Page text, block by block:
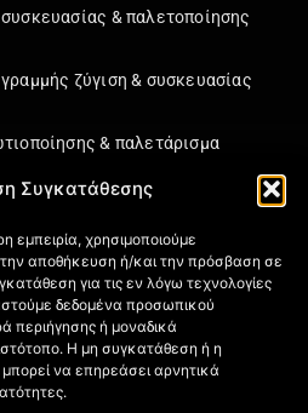
Συγκατάθεσης
εμπειρία, χρησιμοποιούμε
αποθήκευση ή/και την πρόσβαση σε
για τις εν λόγω τεχνολογίες
δεδομένα προσωπικού
περιήγησης ή μοναδικά
Η μη συγκατάθεση ή η
να επηρεάσει αρνητικά
& παλετοποίησης
ζύγιση & συσκευασίας
& παλετάρισμα